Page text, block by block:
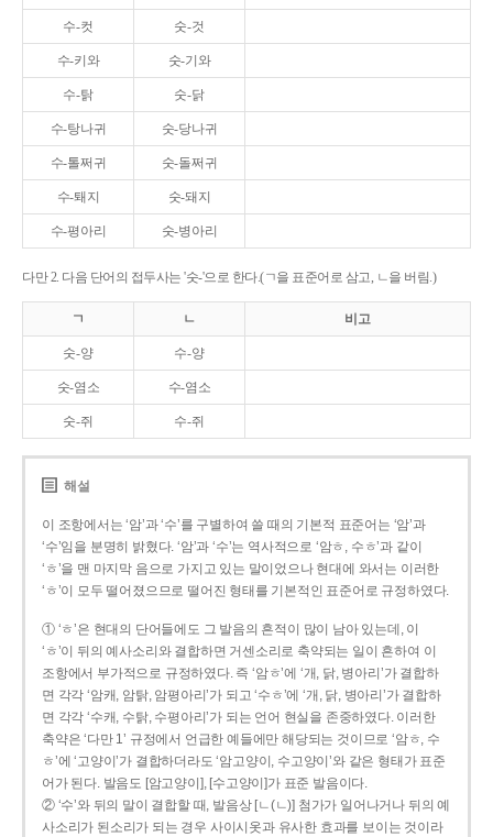
수-컷 숫-것
수-키와 숫-기와
수-탉 숫-닭
수-탕나귀 숫-당나귀
수-톨쩌귀 숫-돌쩌귀
수-퇘지 숫-돼지
수-평아리 숫-병아리
다만 2. 다음 단어의 접두사는 '숫-'으로 한다.(ㄱ을 표준어로 삼고, ㄴ을 버림.)
ㄱ ㄴ 비고
숫-양 수-양
숫-염소 수-염소
숫-쥐 수-쥐
해설
이 조항에서는 ‘암’과 ‘수’를 구별하여 쓸 때의 기본적 표준어는 ‘암’과
‘수’임을 분명히 밝혔다. ‘암’과 ‘수’는 역사적으로 ‘암ㅎ, 수ㅎ’과 같이
‘ㅎ’을 맨 마지막 음으로 가지고 있는 말이었으나 현대에 와서는 이러한
‘ㅎ’이 모두 떨어졌으므로 떨어진 형태를 기본적인 표준어로 규정하였다.
① ‘ㅎ’은 현대의 단어들에도 그 발음의 흔적이 많이 남아 있는데, 이
‘ㅎ’이 뒤의 예사소리와 결합하면 거센소리로 축약되는 일이 흔하여 이
조항에서 부가적으로 규정하였다. 즉 ‘암ㅎ’에 ‘개, 닭, 병아리’가 결합하
면 각각 ‘암캐, 암탉, 암평아리’가 되고 ‘수ㅎ’에 ‘개, 닭, 병아리’가 결합하
면 각각 ‘수캐, 수탉, 수평아리’가 되는 언어 현실을 존중하였다. 이러한
축약은 ‘다만 1’ 규정에서 언급한 예들에만 해당되는 것이므로 ‘암ㅎ, 수
ㅎ’에 ‘고양이’가 결합하더라도 ‘암고양이, 수고양이’와 같은 형태가 표준
어가 된다. 발음도 [암고양이], [수고양이]가 표준 발음이다.
② ‘수’와 뒤의 말이 결합할 때, 발음상 [ㄴ(ㄴ)] 첨가가 일어나거나 뒤의 예
사소리가 된소리가 되는 경우 사이시옷과 유사한 효과를 보이는 것이라